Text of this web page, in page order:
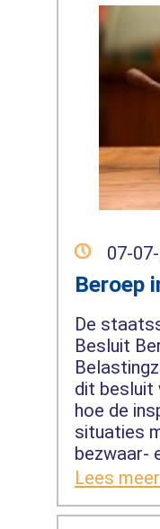
07-
Beroep
De
Besluit
dit besluit
hoe de
situaties
bezwaar-
Lees